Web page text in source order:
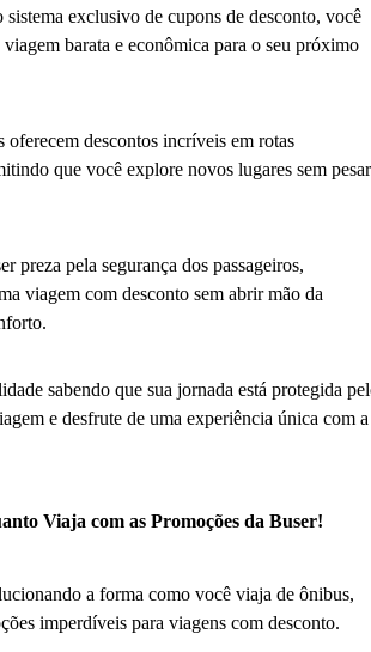
sistema exclusivo de cupons de desconto, você
barata e econômica para o seu próximo
oferecem descontos incríveis em rotas
que você explore novos lugares sem pesar
preza pela segurança dos passageiros,
viagem com desconto sem abrir mão da
sabendo que sua jornada está protegida
e desfrute de uma experiência única com a
Viaja com as Promoções da Buser!
a forma como você viaja de ônibus,
imperdíveis para viagens com desconto.